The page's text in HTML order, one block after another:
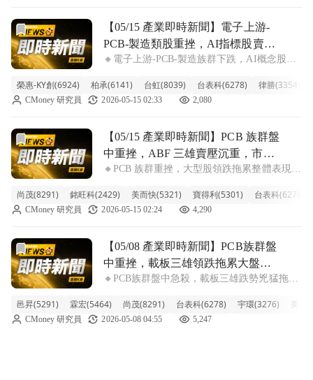
前往【05/15 產業即時新聞】電子上游-PCB-製造類股重挫
【05/15 產業即時新聞】電子上游-
PCB-製造類股重挫，AI指標股賣壓
沉重引發獲利了結潮
🔸電子上游-PCB-製造族群下跌，AI概念股普
股表現疲弱，整體族群跌幅來到-5.45%。盤中
觀察，指標性的金像電重挫近9%，臻鼎-KY也
榮惠-KY創(6924) 柏承(6141) 台虹(8039) 台表科(6278) 律勝(3354)
CMoney 研究員 2026-05-15 02:33 2,080
前往【05/15 產業即時新聞】PCB 族群盤中重挫，ABF 三雄
【05/15 產業即時新聞】PCB 族群盤
中重挫，ABF 三雄賣壓沉重，市場
觀望氣氛濃厚
🔸PCB 族群重挫，大型股領跌拖累整體表現
下跌達 5.11%，跌幅相當顯著。其中，ABF 載
板指標廠金像電重挫逾 8%，臻鼎-KY、景
尚茂(8291) 銘旺科(2429) 美而快(5321) 寶得利(5301) 台表科(6278)
CMoney 研究員 2026-05-15 02:24 4,290
前往【05/08 產業即時新聞】PCB族群盤中重挫，載板三雄
【05/08 產業即時新聞】PCB族群盤
中重挫，載板三雄領跌拖累大盤信
心
🔸PCB族群盤中急殺，載板三雄跌勢兇猛拖累
跌幅高達6.31%，市場氣氛明顯轉空。其中，
ABF載板三雄欣興、南電、金像電全數重挫超
邑昇(5291) 霖宏(5464) 尚茂(8291) 台表科(6278) 宇環(3276) 美而
CMoney 研究員 2026-05-08 04:55 5,247